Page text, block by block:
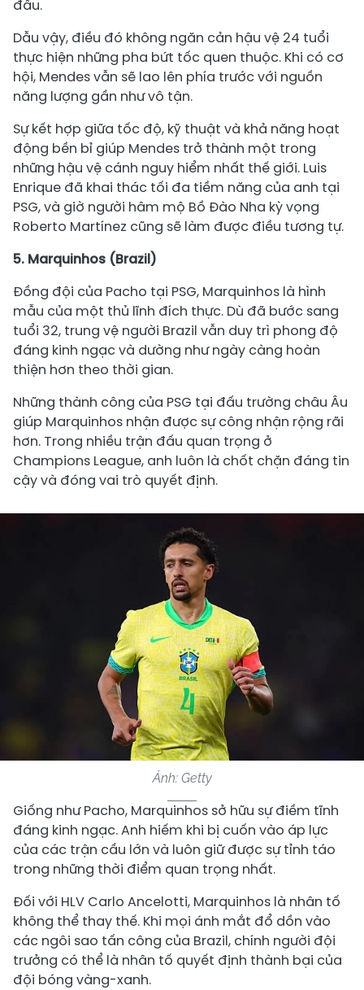
đầu.
Dẫu vậy, điều đó không ngăn cản hậu vệ 24 tuổi
thực hiện những pha bứt tốc quen thuộc. Khi có cơ
hội, Mendes vẫn sẽ lao lên phía trước với nguồn
năng lượng gần như vô tận.
Sự kết hợp giữa tốc độ, kỹ thuật và khả năng hoạt
động bền bỉ giúp Mendes trở thành một trong
những hậu vệ cánh nguy hiểm nhất thế giới. Luis
Enrique đã khai thác tối đa tiềm năng của anh tại
PSG, và giờ người hâm mộ Bồ Đào Nha kỳ vọng
Roberto Martínez cũng sẽ làm được điều tương tự.
5. Marquinhos (Brazil)
Đồng đội của Pacho tại PSG, Marquinhos là hình
mẫu của một thủ lĩnh đích thực. Dù đã bước sang
tuổi 32, trung vệ người Brazil vẫn duy trì phong độ
đáng kinh ngạc và dường như ngày càng hoàn
thiện hơn theo thời gian.
Những thành công của PSG tại đấu trường châu Âu
giúp Marquinhos nhận được sự công nhận rộng rãi
hơn. Trong nhiều trận đấu quan trọng ở
Champions League, anh luôn là chốt chặn đáng tin
cậy và đóng vai trò quyết định.
Ảnh: Getty
Giống như Pacho, Marquinhos sở hữu sự điềm tĩnh
đáng kinh ngạc. Anh hiếm khi bị cuốn vào áp lực
của các trận cầu lớn và luôn giữ được sự tỉnh táo
trong những thời điểm quan trọng nhất.
Đối với HLV Carlo Ancelotti, Marquinhos là nhân tố
không thể thay thế. Khi mọi ánh mắt đổ dồn vào
các ngôi sao tấn công của Brazil, chính người đội
trưởng có thể là nhân tố quyết định thành bại của
đội bóng vàng-xanh.